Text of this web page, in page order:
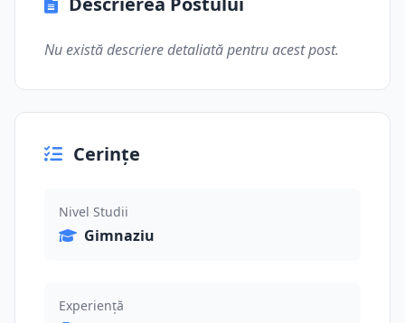
Nu există descriere detaliată pentru acest post.
Cerințe
Nivel Studii
Gimnaziu
Experiență